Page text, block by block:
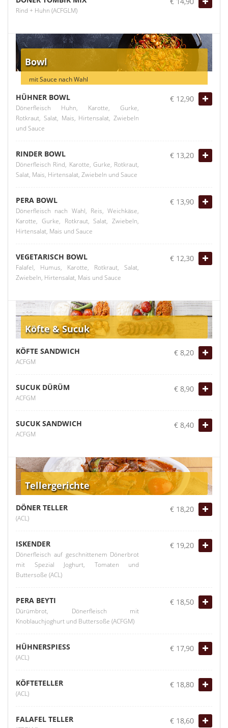
Rind + Huhn (ACFGLM)
Bowl
mit Sauce nach Wahl
HÜHNER BOWL
Dönerfleisch Huhn, Karotte, Gurke,
Rotkraut, Salat, Mais, Hirtensalat, Zwiebeln
und Sauce
€ 12,90
RINDER BOWL
Dönerfleisch Rind, Karotte, Gurke, Rotkraut,
Salat, Mais, Hirtensalat, Zwiebeln und Sauce
€ 13,20
PERA BOWL
Dönerfleisch nach Wahl, Reis, Weichkäse,
Karotte, Gurke, Rotkraut, Salat, Zwiebeln,
Hirtensalat, Mais und Sauce
€ 13,90
VEGETARISCH BOWL
Falafel, Humus, Karotte, Rotkraut, Salat,
Zwiebeln, Hirtensalat, Mais und Sauce
€ 12,30
Köfte & Sucuk
KÖFTE SANDWICH
ACFGM
€ 8,20
SUCUK DÜRÜM
ACFGM
€ 8,90
SUCUK SANDWICH
ACFGM
€ 8,40
Tellergerichte
DÖNER TELLER
(ACL)
€ 18,20
ISKENDER
Dönerfleisch auf geschnittenem Dönerbrot
mit Spezial Joghurt, Tomaten und
Buttersoße (ACL)
€ 19,20
PERA BEYTI
Dürümbrot, Dönerfleisch mit
Knoblauchjoghurt und Buttersoße (ACFGM)
€ 18,50
HÜHNERSPIESS
(ACL)
€ 17,90
KÖFTETELLER
(ACL)
€ 18,80
FALAFEL TELLER € 18,60